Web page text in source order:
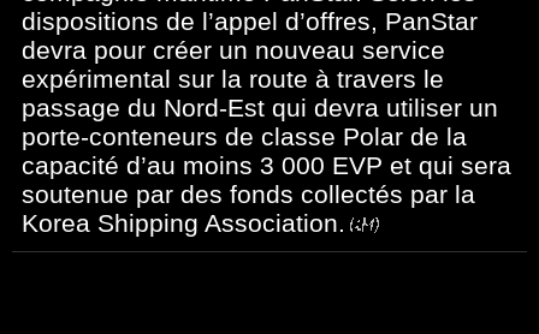
dispositions de l’appel d’offres, PanStar
devra pour créer un nouveau service
expérimental sur la route à travers le
passage du Nord-Est qui devra utiliser un
porte-conteneurs de classe Polar de la
capacité d’au moins 3 000 EVP et qui sera
soutenue par des fonds collectés par la
Korea Shipping Association.